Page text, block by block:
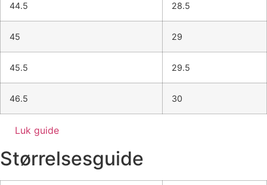
44.5 28.5
45 29
45.5 29.5
46.5 30
Luk guide
Størrelsesguide